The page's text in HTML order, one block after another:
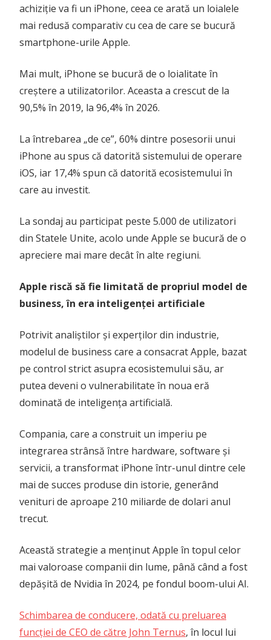
achiziție va fi un iPhone, ceea ce arată un loialele
mai redusă comparativ cu cea de care se bucură
smartphone-urile Apple.
Mai mult, iPhone se bucură de o loialitate în
creștere a utilizatorilor. Aceasta a crescut de la
90,5% în 2019, la 96,4% în 2026.
La întrebarea „de ce”, 60% dintre posesorii unui
iPhone au spus că datorită sistemului de operare
iOS, iar 17,4% spun că datorită ecosistemului în
care au investit.
La sondaj au participat peste 5.000 de utilizatori
din Statele Unite, acolo unde Apple se bucură de o
apreciere mai mare decât în alte regiuni.
Apple riscă să fie limitată de propriul model de
business, în era inteligenței artificiale
Potrivit analiștilor și experților din industrie,
modelul de business care a consacrat Apple, bazat
pe control strict asupra ecosistemului său, ar
putea deveni o vulnerabilitate în noua eră
dominată de inteligența artificială.
Compania, care a construit un imperiu pe
integrarea strânsă între hardware, software și
servicii, a transformat iPhone într-unul dintre cele
mai de succes produse din istorie, generând
venituri de aproape 210 miliarde de dolari anul
trecut.
Această strategie a menținut Apple în topul celor
mai valoroase companii din lume, până când a fost
depășită de Nvidia în 2024, pe fondul boom-ului AI.
Schimbarea de conducere, odată cu preluarea
funcției de CEO de către John Ternus, în locul lui